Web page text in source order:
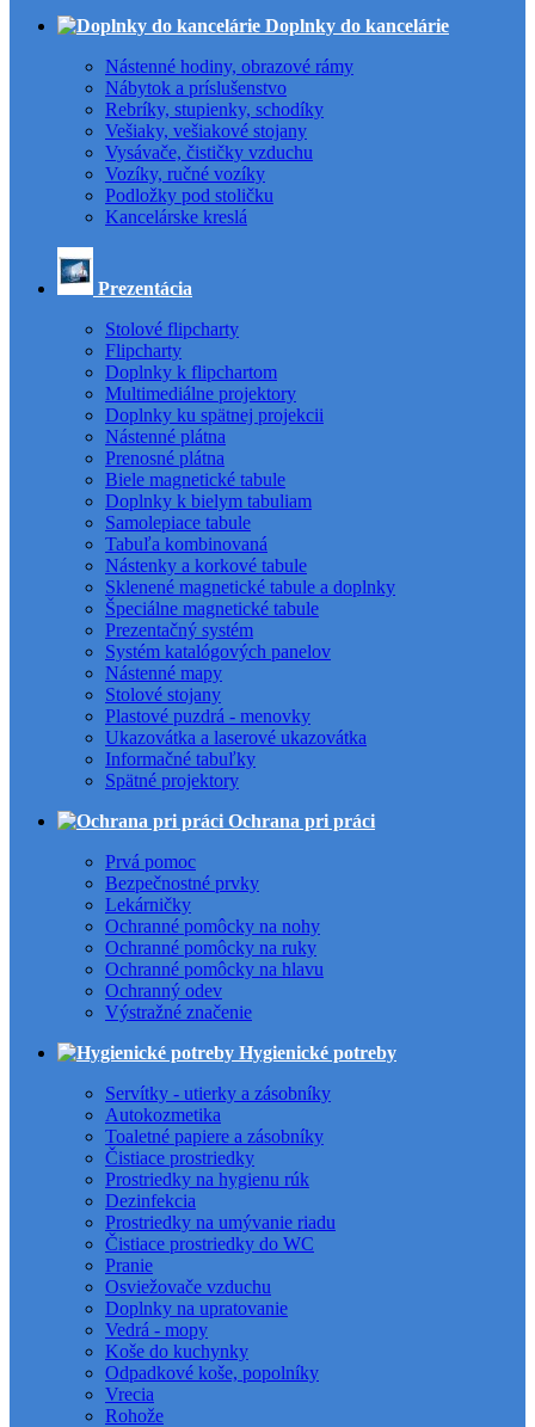
Doplnky do kancelárie
Nástenné hodiny, obrazové rámy
Nábytok a príslušenstvo
Rebríky, stupienky, schodíky
Vešiaky, vešiakové stojany
Vysávače, čističky vzduchu
Vozíky, ručné vozíky
Podložky pod stoličku
Kancelárske kreslá
Prezentácia
Stolové flipcharty
Flipcharty
Doplnky k flipchartom
Multimediálne projektory
Doplnky ku spätnej projekcii
Nástenné plátna
Prenosné plátna
Biele magnetické tabule
Doplnky k bielym tabuliam
Samolepiace tabule
Tabuľa kombinovaná
Nástenky a korkové tabule
Sklenené magnetické tabule a doplnky
Špeciálne magnetické tabule
Prezentačný systém
Systém katalógových panelov
Nástenné mapy
Stolové stojany
Plastové puzdrá - menovky
Ukazovátka a laserové ukazovátka
Informačné tabuľky
Spätné projektory
Ochrana pri práci
Prvá pomoc
Bezpečnostné prvky
Lekárničky
Ochranné pomôcky na nohy
Ochranné pomôcky na ruky
Ochranné pomôcky na hlavu
Ochranný odev
Výstražné značenie
Hygienické potreby
Servítky - utierky a zásobníky
Autokozmetika
Toaletné papiere a zásobníky
Čistiace prostriedky
Prostriedky na hygienu rúk
Dezinfekcia
Prostriedky na umývanie riadu
Čistiace prostriedky do WC
Pranie
Osviežovače vzduchu
Doplnky na upratovanie
Vedrá - mopy
Koše do kuchynky
Odpadkové koše, popolníky
Vrecia
Rohože